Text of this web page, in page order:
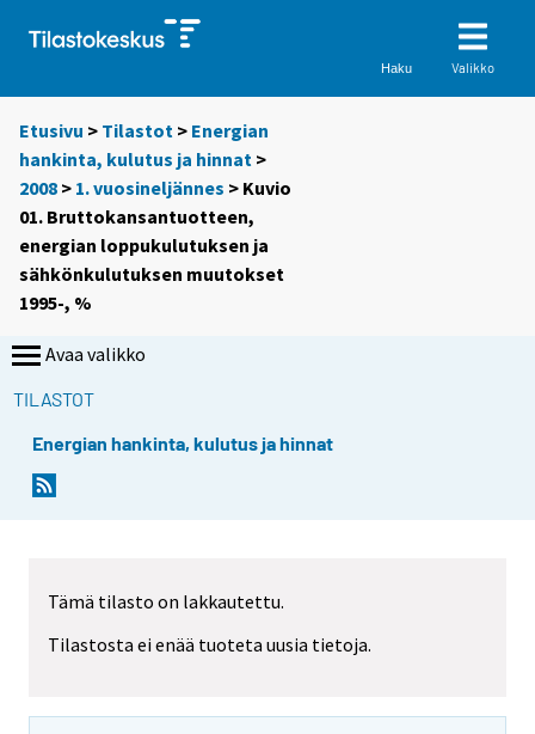
Haku Valikko
Etusivu > Tilastot > Energian
hankinta, kulutus ja hinnat >
2008 > 1. vuosineljännes > Kuvio
01. Bruttokansantuotteen,
energian loppukulutuksen ja
sähkönkulutuksen muutokset
1995-, %
Avaa valikko
TILASTOT
Energian hankinta, kulutus ja hinnat
Tämä tilasto on lakkautettu.
Tilastosta ei enää tuoteta uusia tietoja.